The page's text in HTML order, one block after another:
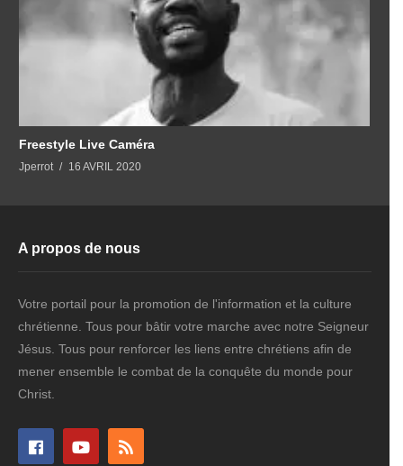
Freestyle Live Caméra
Jperrot 16 AVRIL 2020
A propos de nous
Votre portail pour la promotion de l'information et la culture
chrétienne. Tous pour bâtir votre marche avec notre Seigneur
Jésus. Tous pour renforcer les liens entre chrétiens afin de
mener ensemble le combat de la conquête du monde pour
Christ.